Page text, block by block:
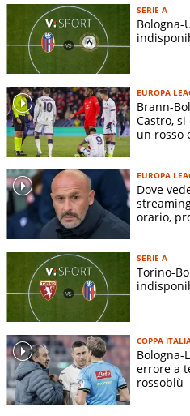
Stadio:Renato Dall'Ara
Capienza Stadio:
38279
Indirizzo stadio:-
Dimensioni terreno di gioco:-
STORIA SQUADRA
Colore della maglia:rosso
In origine la maglia era a
collegio svizzero Wiget auf
1910 si passò alle strisce
Soprannomi del Bologna:
Petroniani
Rivalità più forti:Fiorentina,
Sampdoria, Torino, Inter e
La Storia del Bologna
Chi ha fondato il
IlBologna Football Club
SERIE A
EUROPA
Brann-
Castro,
un rosso
EUROPA
Dove
orario,
SERIE A
Torino-
COPPA
Bologna-
errore a
rossoblù